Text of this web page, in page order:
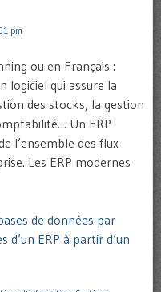
pm
ou en Français :
logiciel qui assure la
des stocks, la gestion
Un ERP
l’ensemble des flux
Les ERP modernes
de données par
d’un ERP à partir d’un